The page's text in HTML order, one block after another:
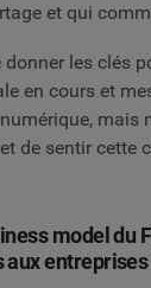
et qui
donner les clés
en cours et
mais
de sentir cette
model du
aux entreprises